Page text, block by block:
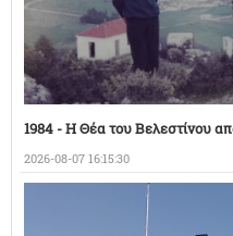
1984 - Η Θέα του Βελεστίνου
2026-08-07 16:15:30